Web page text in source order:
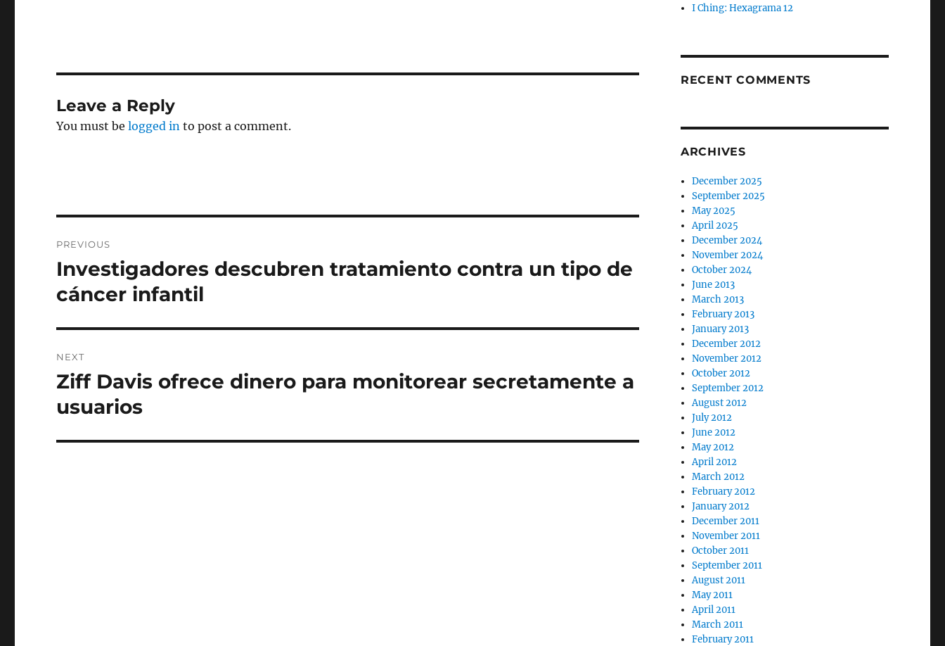
Leave a Reply
You must belogged in to post a comment.
navigation
PREVIOUS
Previous
post:
Investigadores descubren tratamiento contra un tipo de
cáncer infantil
NEXT
Next
Ziff Davis ofrece dinero para monitorear secretamente a
usuarios
I Ching: Hexagrama 12
RECENT COMMENTS
ARCHIVES
December 2025
September 2025
May 2025
April 2025
December 2024
November 2024
October 2024
June 2013
March 2013
February 2013
January 2013
December 2012
November 2012
October 2012
September 2012
August 2012
July 2012
June 2012
May 2012
April 2012
March 2012
February 2012
January 2012
December 2011
November 2011
October 2011
September 2011
August 2011
May 2011
April 2011
March 2011
February 2011